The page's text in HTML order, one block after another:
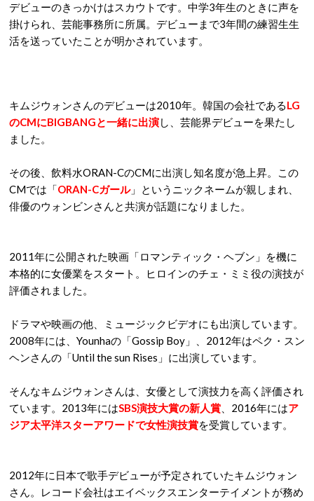
デビューのきっかけはスカウトです。中学3年生のときに声を
掛けられ、芸能事務所に所属。デビューまで3年間の練習生生
活を送っていたことが明かされています。
キムジウォンさんのデビューは2010年。韓国の会社であるLG
のCMにBIGBANGと一緒に出演し、芸能界デビューを果たし
ました。
その後、飲料水ORAN-CのCMに出演し知名度が急上昇。この
CMでは「ORAN-Cガール」というニックネームが親しまれ、
俳優のウォンビンさんと共演が話題になりました。
2011年に公開された映画「ロマンティック・ヘブン」を機に
本格的に女優業をスタート。ヒロインのチェ・ミミ役の演技が
評価されました。
ドラマや映画の他、ミュージックビデオにも出演しています。
2008年には、Younhaの「Gossip Boy」、2012年はペク・スン
ヘンさんの「Until the sun Rises」に出演しています。
そんなキムジウォンさんは、女優として演技力を高く評価され
ています。2013年にはSBS演技大賞の新人賞 、2016年にはア
ジア太平洋スターアワードで女性演技賞を受賞しています。
2012年に日本で歌手デビューが予定されていたキムジウォン
さん。レコード会社はエイベックスエンターテイメントが務め